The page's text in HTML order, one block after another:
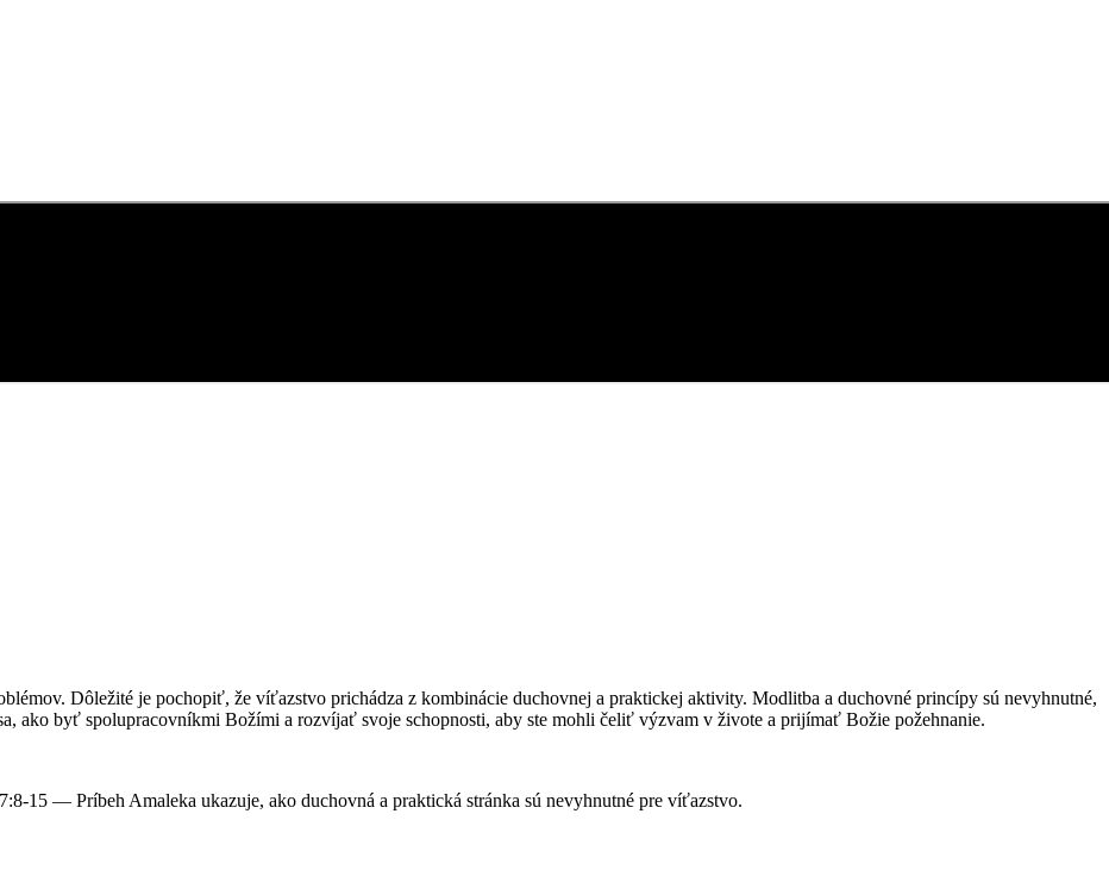
Dôležité je pochopiť, že víťazstvo prichádza z kombinácie duchovnej a praktickej aktivity. Modlitba a duchovné princípy sú nevyhnutné,
ako byť spolupracovníkmi Božími a rozvíjať svoje schopnosti, aby ste mohli čeliť výzvam v živote a prijímať Božie požehnanie.
15 — Príbeh Amaleka ukazuje, ako duchovná a praktická stránka sú nevyhnutné pre víťazstvo.